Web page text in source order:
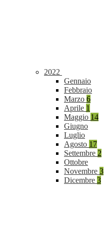
2022
Gennaio
Febbraio
Marzo 6
Aprile 1
Maggio 14
Giugno
Luglio
Agosto 17
Settembre 2
Ottobre
Novembre 3
Dicembre 3